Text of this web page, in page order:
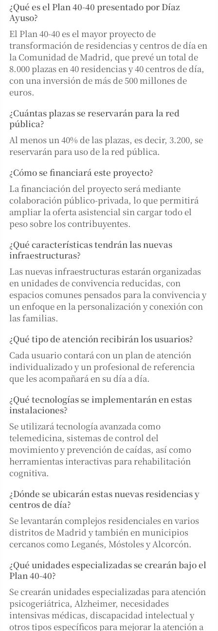
¿Qué es el Plan 40-40 presentado por Díaz
Ayuso?
El Plan 40-40 es el mayor proyecto de
transformación de residencias y centros de día en
la Comunidad de Madrid, que prevé un total de
8.000 plazas en 40 residencias y 40 centros de día,
con una inversión de más de 500 millones de
euros.
¿Cuántas plazas se reservarán para la red
pública?
Al menos un 40% de las plazas, es decir, 3.200, se
reservarán para uso de la red pública.
¿Cómo se financiará este proyecto?
La financiación del proyecto será mediante
colaboración público-privada, lo que permitirá
ampliar la oferta asistencial sin cargar todo el
peso sobre los contribuyentes.
¿Qué características tendrán las nuevas
infraestructuras?
Las nuevas infraestructuras estarán organizadas
en unidades de convivencia reducidas, con
espacios comunes pensados para la convivencia y
un enfoque en la personalización y conexión con
las familias.
¿Qué tipo de atención recibirán los usuarios?
Cada usuario contará con un plan de atención
individualizado y un profesional de referencia
que les acompañará en su día a día.
¿Qué tecnologías se implementarán en estas
instalaciones?
Se utilizará tecnología avanzada como
telemedicina, sistemas de control del
movimiento y prevención de caídas, así como
herramientas interactivas para rehabilitación
cognitiva.
¿Dónde se ubicarán estas nuevas residencias y
centros de día?
Se levantarán complejos residenciales en varios
distritos de Madrid y también en municipios
cercanos como Leganés, Móstoles y Alcorcón.
¿Qué unidades especializadas se crearán bajo el
Plan 40-40?
Se crearán unidades especializadas para atención
psicogeriátrica, Alzheimer, necesidades
intensivas médicas, discapacidad intelectual y
otros tipos específicos para mejorar la atención a